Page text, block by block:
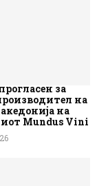
за
на
на
Mundus Vini